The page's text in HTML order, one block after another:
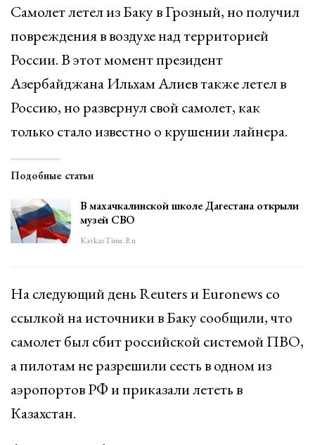
Самолет летел из Баку в Грозный, но получил
повреждения в воздухе над территорией
России. В этот момент президент
Азербайджана Ильхам Алиев также летел в
Россию, но развернул свой самолет, как
только стало известно о крушении лайнера.
Подобные статьи
В махачкалинской школе Дагестана открыли
музей СВО
KavkazTime.ru
На следующий день Reuters и Euronews со
ссылкой на источники в Баку сообщили, что
самолет был сбит российской системой ПВО,
а пилотам не разрешили сесть в одном из
аэропортов РФ и приказали лететь в
Казахстан.